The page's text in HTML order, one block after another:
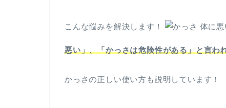
こんな悩みを解決します！
悪い」、「かっさは危険性がある」と言わ
かっさの正しい使い方も説明しています！